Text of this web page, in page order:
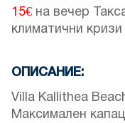
15€ на вечер
климатични
ОПИСАНИЕ:
Villa Kallithea
Максимален